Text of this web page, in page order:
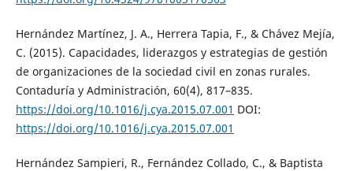
Hernández Martínez, J. A., Herrera Tapia, F., & Chávez Mejía,
C. (2015). Capacidades, liderazgos y estrategias de gestión
de organizaciones de la sociedad civil en zonas rurales.
Contaduría y Administración, 60(4), 817–835.
https://doi.org/10.1016/j.cya.2015.07.001 DOI:
https://doi.org/10.1016/j.cya.2015.07.001
Hernández Sampieri, R., Fernández Collado, C., & Baptista